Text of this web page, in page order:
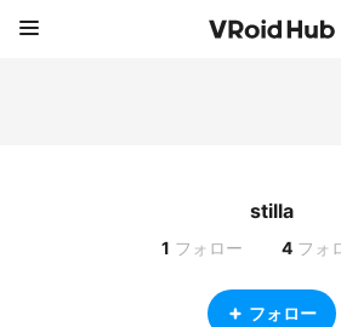
stilla
1 フォロー 4 フォ
フォロー